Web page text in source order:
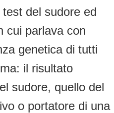
del sudore ed
cui parlava con
genetica di tutti
il risultato
sudore, quello del
o portatore di una